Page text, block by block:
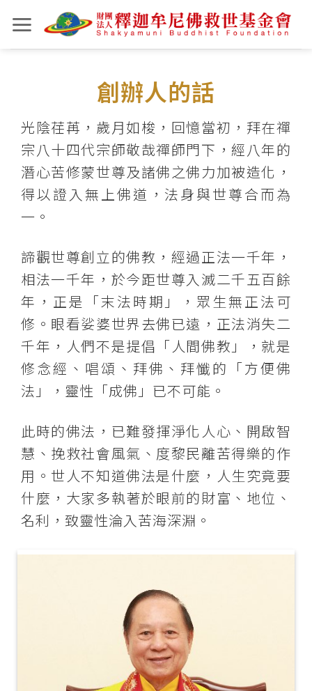
to
content
創辦人的話
光陰荏苒，歲月如梭，回憶當初，拜在禪
宗八十四代宗師敬哉禪師門下，經八年的
潛心苦修蒙世尊及諸佛之佛力加被造化，
得以證入無上佛道，法身與世尊合而為
一。
諦觀世尊創立的佛教，經過正法一千年，
相法一千年，於今距世尊入滅二千五百餘
年，正是「末法時期」，眾生無正法可
修。眼看娑婆世界去佛已遠，正法消失二
千年，人們不是提倡「人間佛教」，就是
修念經、唱頌、拜佛、拜懺的「方便佛
法」，靈性「成佛」已不​​​​可能。
此時的佛法，已難發揮淨化人心、開啟智
慧、挽救社會風氣、度黎民離苦得樂的作
用。世人不知道佛法是什麼，人生究竟要
什麼，大家多執著於眼前的財富、地位、
名利，致靈性淪入苦海深淵。